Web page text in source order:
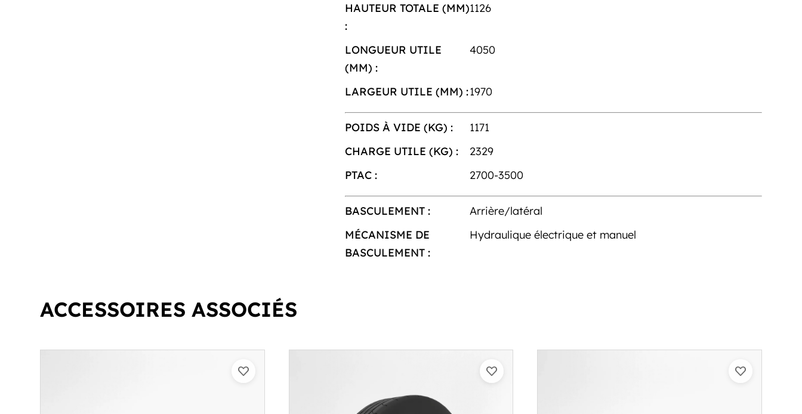
HAUTEUR TOTALE (MM)
:
1126
LONGUEUR UTILE
(MM) :
4050
LARGEUR UTILE (MM) :1970
POIDS À VIDE (KG) :
1171
CHARGE UTILE (KG) :
2329
PTAC :
2700-3500
BASCULEMENT :
Arrière/latéral
MÉCANISME DE
BASCULEMENT :
Hydraulique électrique et manuel
ACCESSOIRES ASSOCIÉS